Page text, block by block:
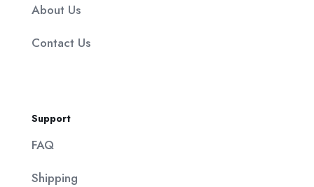
About Us
Contact Us
Support
FAQ
Shipping